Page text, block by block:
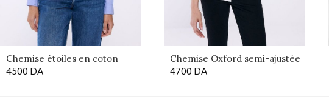
Chemise étoiles en coton
4500 DA
Chemise Oxford semi-ajustée
4700 DA